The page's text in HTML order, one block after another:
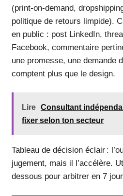
(print-on-demand,
politique de retours limpide).
en public : post LinkedIn,
Facebook, commentaire
une promesse, une demande
comptent plus que le design.
Lire Consultant
fixer selon ton secteur
Tableau de décision éclair :
jugement, mais il l’accélère.
dessous pour arbitrer en 7